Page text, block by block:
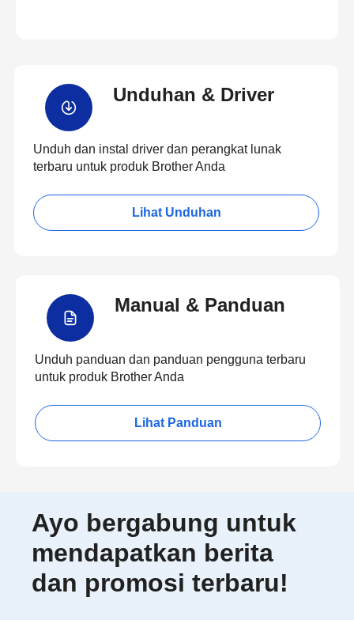
Unduhan & Driver
Unduh dan instal driver dan perangkat lunak
terbaru untuk produk Brother Anda
Lihat Unduhan
Manual & Panduan
Unduh panduan dan panduan pengguna terbaru
untuk produk Brother Anda
Lihat Panduan
Ayo bergabung untuk
mendapatkan berita
dan promosi terbaru!